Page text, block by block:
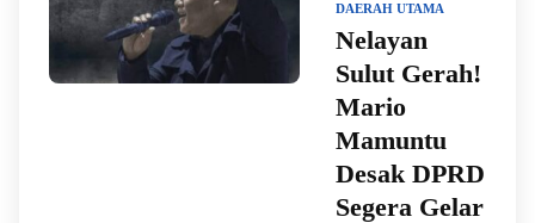
DAERAH UTAMA
Nelayan
Sulut Gerah!
Mario
Mamuntu
Desak DPRD
Segera Gelar